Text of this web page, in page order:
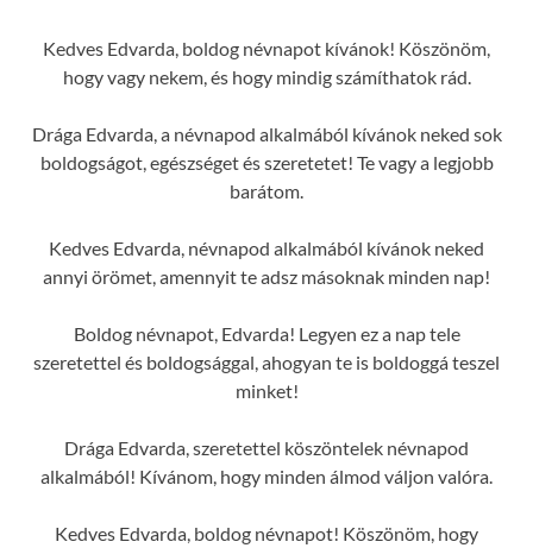
Kedves Edvarda, boldog névnapot kívánok! Köszönöm,
hogy vagy nekem, és hogy mindig számíthatok rád.
Drága Edvarda, a névnapod alkalmából kívánok neked sok
boldogságot, egészséget és szeretetet! Te vagy a legjobb
barátom.
Kedves Edvarda, névnapod alkalmából kívánok neked
annyi örömet, amennyit te adsz másoknak minden nap!
Boldog névnapot, Edvarda! Legyen ez a nap tele
szeretettel és boldogsággal, ahogyan te is boldoggá teszel
minket!
Drága Edvarda, szeretettel köszöntelek névnapod
alkalmából! Kívánom, hogy minden álmod váljon valóra.
Kedves Edvarda, boldog névnapot! Köszönöm, hogy